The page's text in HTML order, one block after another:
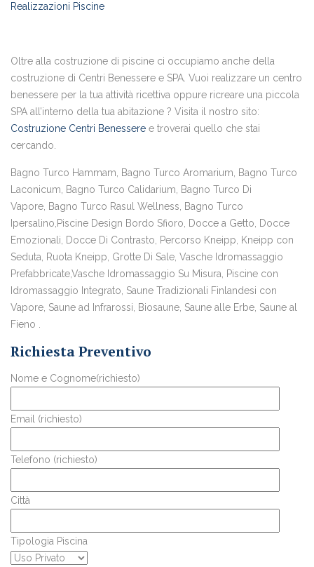
Realizzazioni Piscine
Oltre alla costruzione di piscine ci occupiamo anche della
costruzione di Centri Benessere e SPA. Vuoi realizzare un centro
benessere per la tua attività ricettiva oppure ricreare una piccola
SPA all’interno della tua abitazione ? Visita il nostro sito:
Costruzione Centri Benessere e troverai quello che stai
cercando.
Bagno Turco Hammam, Bagno Turco Aromarium, Bagno Turco
Laconicum, Bagno Turco Calidarium, Bagno Turco Di
Vapore, Bagno Turco Rasul Wellness, Bagno Turco
Ipersalino,Piscine Design Bordo Sfioro, Docce a Getto, Docce
Emozionali, Docce Di Contrasto, Percorso Kneipp, Kneipp con
Seduta, Ruota Kneipp, Grotte Di Sale, Vasche Idromassaggio
Prefabbricate,Vasche Idromassaggio Su Misura, Piscine con
Idromassaggio Integrato, Saune Tradizionali Finlandesi con
Vapore, Saune ad Infrarossi, Biosaune, Saune alle Erbe, Saune al
Fieno .
Richiesta Preventivo
Nome e Cognome(richiesto)
Email (richiesto)
Telefono (richiesto)
Città
Tipologia Piscina